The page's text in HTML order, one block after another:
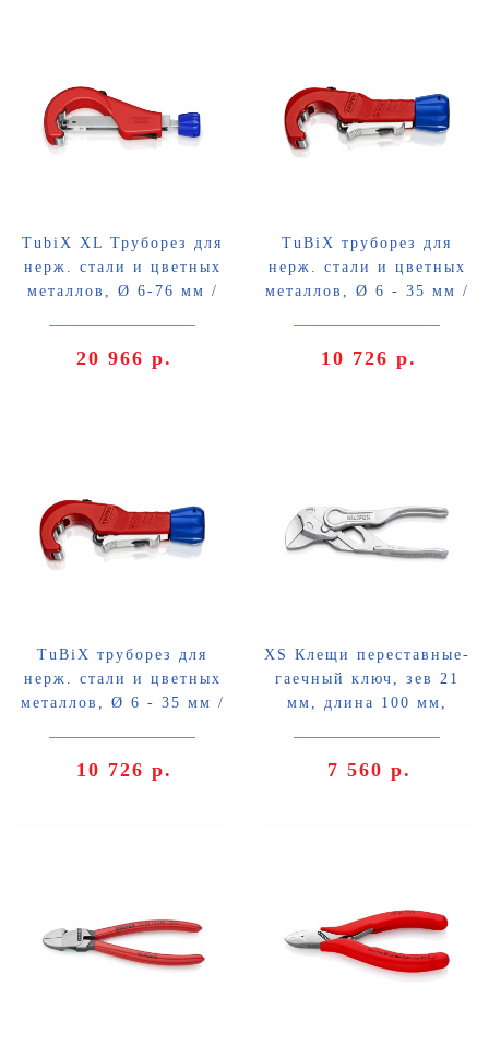
TubiX XL Труборез для
нерж. стали и цветных
металлов, Ø 6-76 мм /
Knipex KN-903103BK
20 966 р.
TuBiX труборез для
нерж. стали и цветных
металлов, Ø 6 - 35 мм /
10 726 р.
TuBiX труборез для
нерж. стали и цветных
металлов, Ø 6 - 35 мм /
10 726 р.
XS Клещи переставные-
гаечный ключ, зев 21
мм, длина 100 мм,
7 560 р.